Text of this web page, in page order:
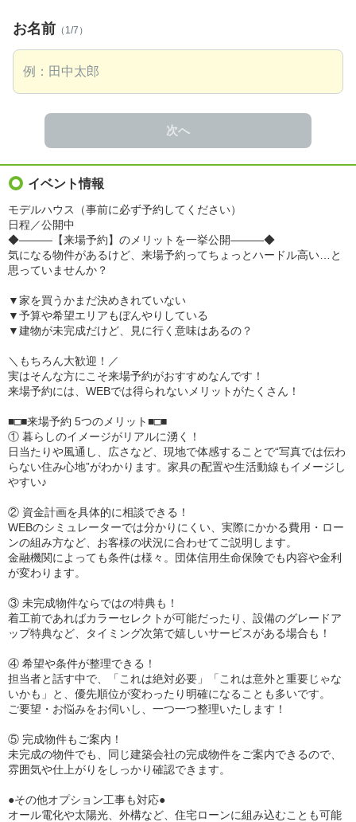
お名前 （1/7）
次へ
イベント情報
モデルハウス（事前に必ず予約してください）
日程／公開中
◆―――【来場予約】のメリットを一挙公開―――◆
気になる物件があるけど、来場予約ってちょっとハードル高い…と
思っていませんか？
▼家を買うかまだ決めきれていない
▼予算や希望エリアもぼんやりしている
▼建物が未完成だけど、見に行く意味はあるの？
＼もちろん大歓迎！／
実はそんな方にこそ来場予約がおすすめなんです！
来場予約には、WEBでは得られないメリットがたくさん！
■□■来場予約 5つのメリット■□■
① 暮らしのイメージがリアルに湧く！
日当たりや風通し、広さなど、現地で体感することで“写真では伝わ
らない住み心地”がわかります。家具の配置や生活動線もイメージし
やすい♪
② 資金計画を具体的に相談できる！
WEBのシミュレーターでは分かりにくい、実際にかかる費用・ロー
ンの組み方など、お客様の状況に合わせてご説明します。
金融機関によっても条件は様々。団体信用生命保険でも内容や金利
が変わります。
③ 未完成物件ならではの特典も！
着工前であればカラーセレクトが可能だったり、設備のグレードア
ップ特典など、タイミング次第で嬉しいサービスがある場合も！
④ 希望や条件が整理できる！
担当者と話す中で、「これは絶対必要」「これは意外と重要じゃな
いかも」と、優先順位が変わったり明確になることも多いです。
ご要望・お悩みをお伺いし、一つ一つ整理いたします！
⑤ 完成物件もご案内！
未完成の物件でも、同じ建築会社の完成物件をご案内できるので、
雰囲気や仕上がりをしっかり確認できます。
●その他オプション工事も対応●
オール電化や太陽光、外構など、住宅ローンに組み込むことも可能